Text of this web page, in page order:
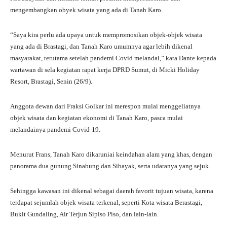
mengembangkan obyek wisata yang ada di Tanah Karo.
“Saya kira perlu ada upaya untuk mempromosikan objek-objek wisata
yang ada di Brastagi, dan Tanah Karo umumnya agar lebih dikenal
masyarakat, terutama setelah pandemi Covid melandai,” kata Dante kepada
wartawan di sela kegiatan rapat kerja DPRD Sumut, di Micki Holiday
Resort, Brastagi, Senin (26/9).
Anggota dewan dari Fraksi Golkar ini merespon mulai menggeliatnya
objek wisata dan kegiatan ekonomi di Tanah Karo, pasca mulai
melandainya pandemi Covid-19.
Menurut Frans, Tanah Karo dikaruniai keindahan alam yang khas, dengan
panorama dua gunung Sinabung dan Sibayak, serta udaranya yang sejuk.
Sehingga kawasan ini dikenal sebagai daerah favorit tujuan wisata, karena
terdapat sejumlah objek wisata terkenal, seperti Kota wisata Berastagi,
Bukit Gundaling, Air Terjun Sipiso Piso, dan lain-lain.